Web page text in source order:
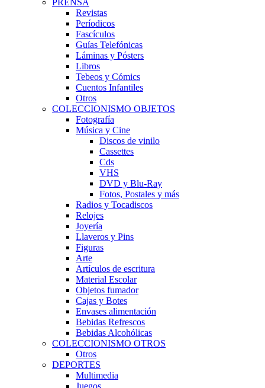
Revistas
Períodicos
Fascículos
Guías Telefónicas
Láminas y Pósters
Libros
Tebeos y Cómics
Cuentos Infantiles
Otros
COLECCIONISMO OBJETOS
Fotografía
Música y Cine
Discos de vinilo
Cassettes
Cds
VHS
DVD y Blu-Ray
Fotos, Postales y más
Radios y Tocadiscos
Relojes
Joyería
Llaveros y Pins
Figuras
Arte
Artículos de escritura
Material Escolar
Objetos fumador
Cajas y Botes
Envases alimentación
Bebidas Refrescos
Bebidas Alcohólicas
COLECCIONISMO OTROS
Otros
DEPORTES
Multimedia
Juegos